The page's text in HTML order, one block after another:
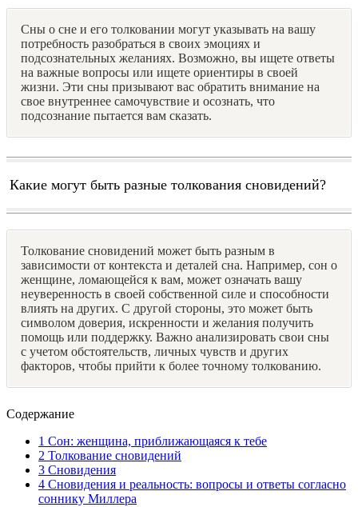
Сны о сне и его толковании могут указывать на вашу
потребность разобраться в своих эмоциях и
подсознательных желаниях. Возможно, вы ищете ответы
на важные вопросы или ищете ориентиры в своей
жизни. Эти сны призывают вас обратить внимание на
свое внутреннее самочувствие и осознать, что
подсознание пытается вам сказать.
Какие могут быть разные толкования сновидений?
Толкование сновидений может быть разным в
зависимости от контекста и деталей сна. Например, сон о
женщине, ломающейся к вам, может означать вашу
неуверенность в своей собственной силе и способности
влиять на других. С другой стороны, это может быть
символом доверия, искренности и желания получить
помощь или поддержку. Важно анализировать свои сны
с учетом обстоятельств, личных чувств и других
факторов, чтобы прийти к более точному толкованию.
Содержание
1 Сон: женщина, приближающаяся к тебе
2 Толкование сновидений
3 Сновидения
4 Сновидения и реальность: вопросы и ответы согласно
соннику Миллера